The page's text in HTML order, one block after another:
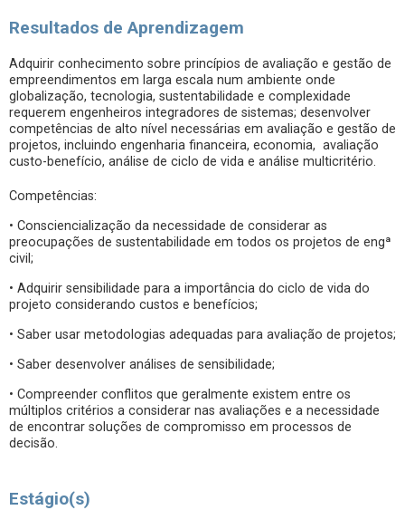
Resultados de Aprendizagem
Adquirir conhecimento sobre princípios de avaliação e gestão de
empreendimentos em larga escala num ambiente onde
globalização, tecnologia, sustentabilidade e complexidade
requerem engenheiros integradores de sistemas; desenvolver
competências de alto nível necessárias em avaliação e gestão de
projetos, incluindo engenharia financeira, economia, avaliação
custo-benefício, análise de ciclo de vida e análise multicritério.
Competências:
• Consciencialização da necessidade de considerar as
preocupações de sustentabilidade em todos os projetos de engª
civil;
• Adquirir sensibilidade para a importância do ciclo de vida do
projeto considerando custos e benefícios;
• Saber usar metodologias adequadas para avaliação de projetos;
• Saber desenvolver análises de sensibilidade;
• Compreender conflitos que geralmente existem entre os
múltiplos critérios a considerar nas avaliações e a necessidade
de encontrar soluções de compromisso em processos de
decisão.
Estágio(s)